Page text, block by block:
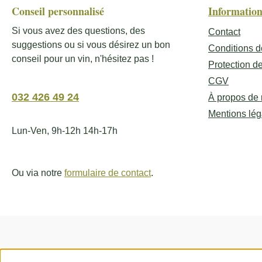
Conseil personnalisé
Si vous avez des questions, des
suggestions ou si vous désirez un bon
conseil pour un vin, n'hésitez pas !
032 426 49 24
Lun-Ven, 9h-12h 14h-17h
Ou via notre formulaire de contact.
Contact
Conditions
Protection
CGV
À propos de
Mentions